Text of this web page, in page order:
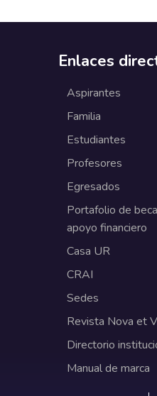
Enlaces
Aspirantes
Familia
Estudiantes
Profesores
Egresados
Portafolio de
apoyo financiero
Casa UR
CRAI
Sedes
Revista Nova et
Directorio
Manual de marca